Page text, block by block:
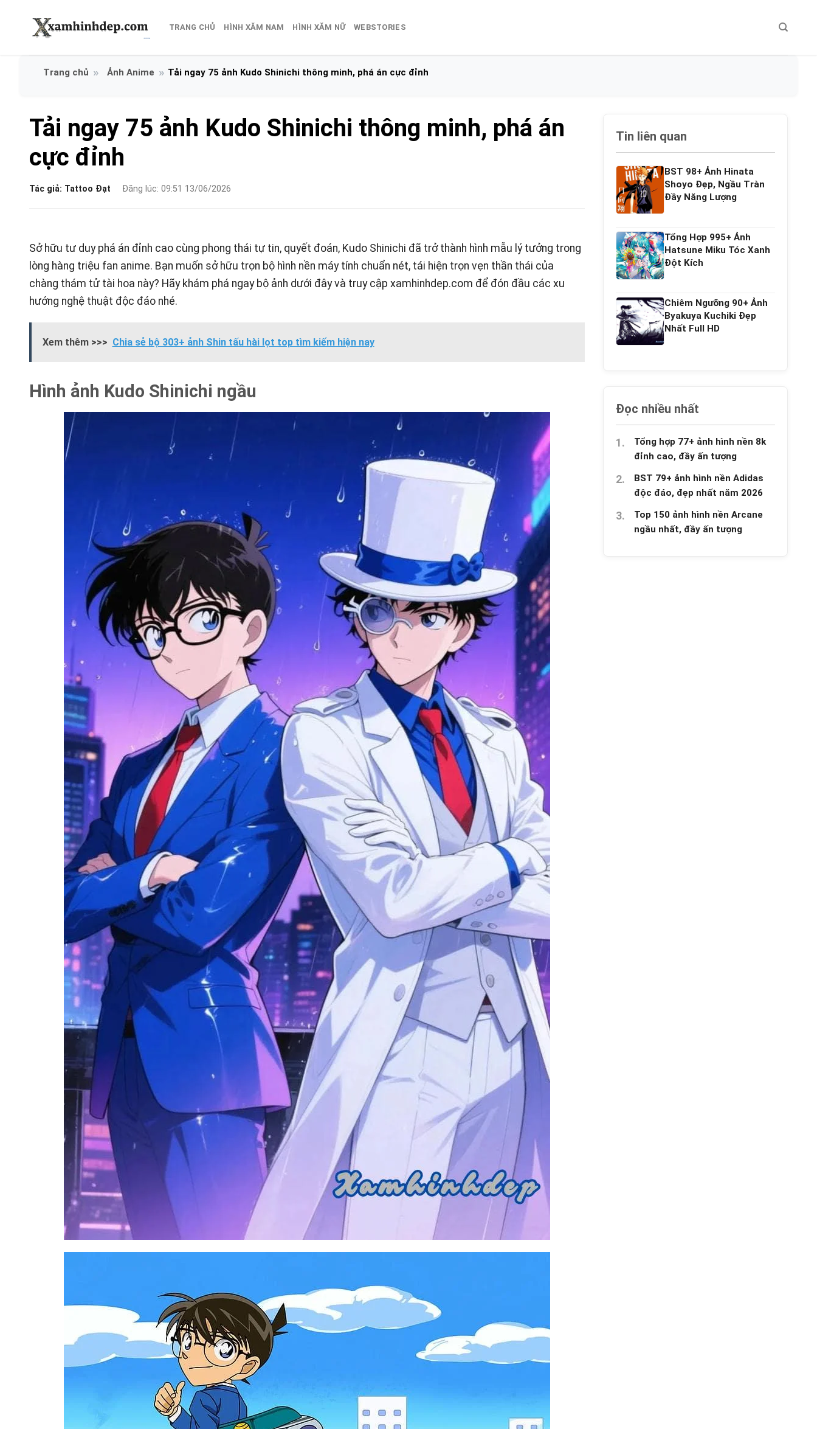
TRANG CHỦ HÌNH XĂM NAM HÌNH XĂM NỮ WEBSTORIES
Ảnh Anime Tải ngay 75 ảnh Kudo Shinichi thông minh, phá án cực đỉnh
Tải ngay 75 ảnh Kudo Shinichi thông minh, phá án
cực đỉnh
Tác giả: Tattoo Đạt Đăng lúc: 09:51 13/06/2026
Sở hữu tư duy phá án đỉnh cao cùng phong thái tự tin, quyết đoán, Kudo Shinichi đã trở thành hình mẫu lý tưởng trong
lòng hàng triệu fan anime. Bạn muốn sở hữu trọn bộ hình nền máy tính chuẩn nét, tái hiện trọn vẹn thần thái của
chàng thám tử tài hoa này? Hãy khám phá ngay bộ ảnh dưới đây và truy cập xamhinhdep.com để đón đầu các xu
hướng nghệ thuật độc đáo nhé.
Xem thêm >>> Chia sẻ bộ 303+ ảnh Shin tấu hài lọt top tìm kiếm hiện nay
Hình ảnh Kudo Shinichi ngầu
Tin liên quan
BST 98+ Ảnh Hinata
Shoyo Đẹp, Ngầu Tràn
Đầy Năng Lượng
Tổng Hợp 995+ Ảnh
Hatsune Miku Tóc Xanh
Đột Kích
Chiêm Ngưỡng 90+ Ảnh
Byakuya Kuchiki Đẹp
Nhất Full HD
Đọc nhiều nhất
Tổng hợp 77+ ảnh hình nền 8k
đỉnh cao, đầy ấn tượng
BST 79+ ảnh hình nền Adidas
độc đáo, đẹp nhất năm 2026
Top 150 ảnh hình nền Arcane
ngầu nhất, đầy ấn tượng